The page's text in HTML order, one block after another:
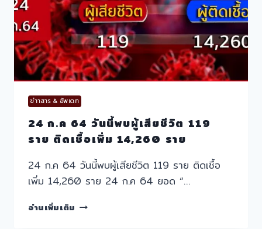
เสีย
ชีวิต
133
ศพ
ข่าาสาร & อัพเดท
24 ก.ค 64 วันนี้พบผู้เสียชีวิต 119
ราย ติดเชื้อเพิ่ม 14,260 ราย
24 ก.ค 64 วันนี้พบผู้เสียชีวิต 119 ราย ติดเชื้อ
เพิ่ม 14,260 ราย 24 ก.ค 64 ยอด “…
อ่านเพิ่มเติม 24